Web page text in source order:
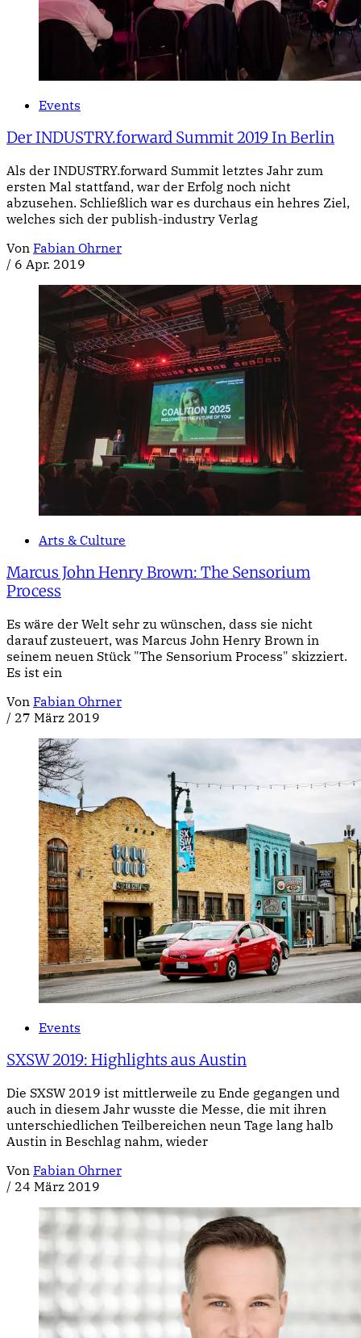
Events
Der INDUSTRY.forward Summit 2019 In Berlin
Als der INDUSTRY.forward Summit letztes Jahr zum
ersten Mal stattfand, war der Erfolg noch nicht
abzusehen. Schließlich war es durchaus ein hehres Ziel,
welches sich der publish-industry Verlag
Von Fabian Ohrner
/ 6 Apr. 2019
Arts & Culture
Marcus John Henry Brown: The Sensorium
Process
Es wäre der Welt sehr zu wünschen, dass sie nicht
darauf zusteuert, was Marcus John Henry Brown in
seinem neuen Stück "The Sensorium Process" skizziert.
Es ist ein
Von Fabian Ohrner
/ 27 März 2019
Events
SXSW 2019: Highlights aus Austin
Die SXSW 2019 ist mittlerweile zu Ende gegangen und
auch in diesem Jahr wusste die Messe, die mit ihren
unterschiedlichen Teilbereichen neun Tage lang halb
Austin in Beschlag nahm, wieder
Von Fabian Ohrner
/ 24 März 2019